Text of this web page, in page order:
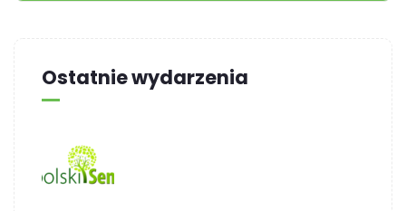
Ostatnie wydarzenia